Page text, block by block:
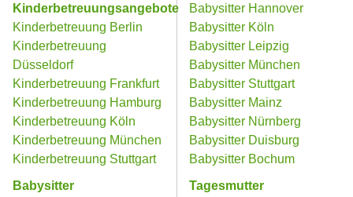
Kinderbetreuungsangebote
Kinderbetreuung Berlin
Kinderbetreuung
Düsseldorf
Kinderbetreuung Frankfurt
Kinderbetreuung Hamburg
Kinderbetreuung Köln
Kinderbetreuung München
Kinderbetreuung Stuttgart
Babysitter
Babysitter Hannover
Babysitter Köln
Babysitter Leipzig
Babysitter München
Babysitter Stuttgart
Babysitter Mainz
Babysitter Nürnberg
Babysitter Duisburg
Babysitter Bochum
Tagesmutter